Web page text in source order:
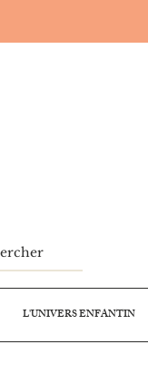
L'UNIVERS ENFANTIN